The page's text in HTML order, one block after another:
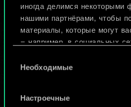
иногда делимся некоторыми
нашими партнёрами, чтобы
материалы, которые могут
— например, в социальных
разрешения.
Найти подробную
используем ваши файлы
согласия
Необходимые
Настроечные
ИЛИ